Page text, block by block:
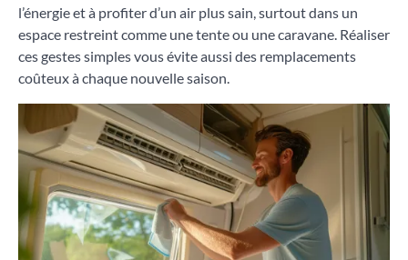
l’énergie et à profiter d’un air plus sain, surtout dans un
espace restreint comme une tente ou une caravane. Réaliser
ces gestes simples vous évite aussi des remplacements
coûteux à chaque nouvelle saison.